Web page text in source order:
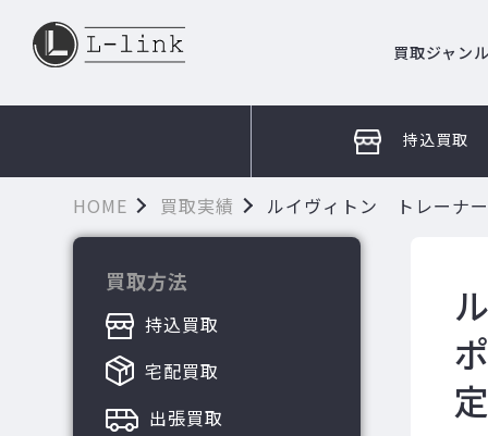
買取ジャン
持込買取
HOME 買取実績 ルイヴィトン トレーナ
買取方法
持込買取
宅配買取
出張買取